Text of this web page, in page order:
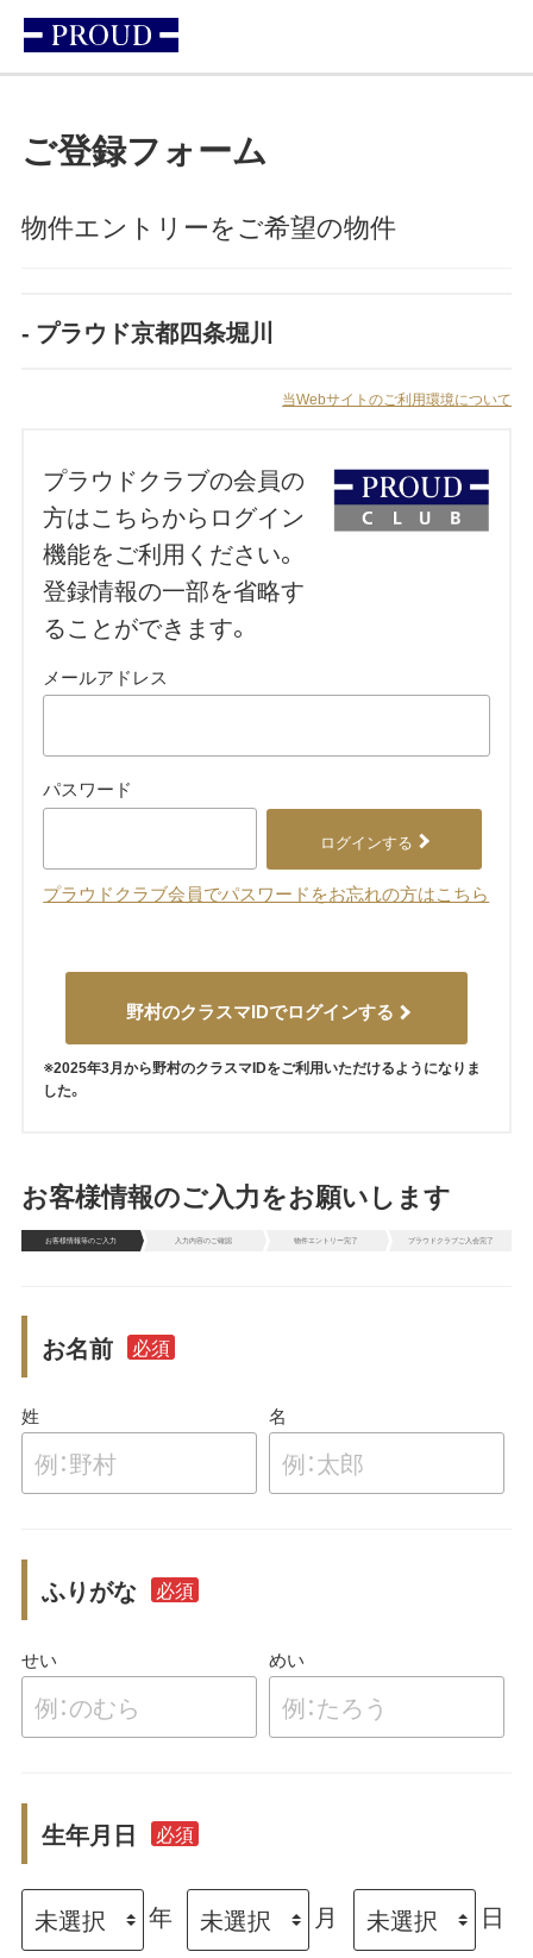
ご登録フォーム
物件エントリーをご希望の物件
プラウド京都四条堀川
当Webサイトのご利用環境について
プラウドクラブの会員の
方はこちらからログイン
機能をご利用ください。
登録情報の一部を省略す
ることができます。
メールアドレス
パスワード
ログインする
プラウドクラブ会員でパスワードをお忘れの方はこちら
野村のクラスマIDでログインする
※2025年3月から野村のクラスマIDをご利用いただけるようになりま
した。
お客様情報のご入力をお願いします
お客様情報等のご入力 入力内容のご確認 物件エントリー完了 プラウドクラブご入会完了
お名前 必須
姓 名
ふりがな 必須
せい めい
生年月日 必須
年 月 日